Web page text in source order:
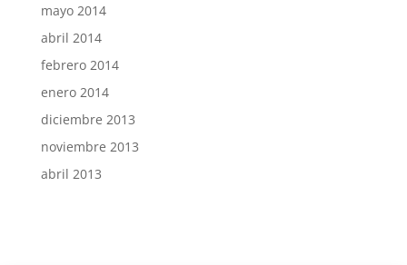
mayo 2014
abril 2014
febrero 2014
enero 2014
diciembre 2013
noviembre 2013
abril 2013